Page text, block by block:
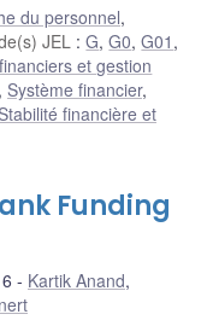
du personnel,
JEL :G,G0,G01 ,
et gestion
, Système financier,
Stabilité financière et
Funding
Kartik Anand,